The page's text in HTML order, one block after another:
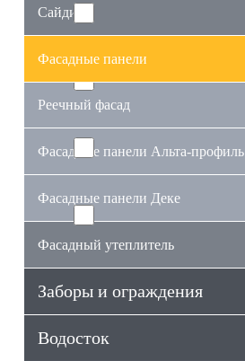
Неаполь
0
Скалистый камень
Сайдинг
Фасадные панели
Реечный фасад
Фасадные панели Альта-профиль
Фасадные панели Деке
Фасадный утеплитель
Заборы и ограждения
Водосток